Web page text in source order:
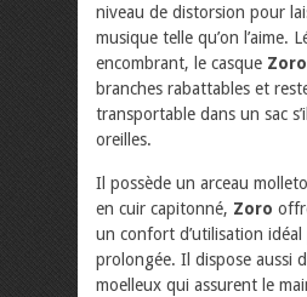
niveau de distorsion pour
musique telle qu’on l’aime.
encombrant, le casque Zoro
branches rabattables et
transportable dans un sac
oreilles.
Il possède un arceau
en cuir capitonné, Zoro
un confort d’utilisation
prolongée. Il dispose aussi
moelleux qui assurent le